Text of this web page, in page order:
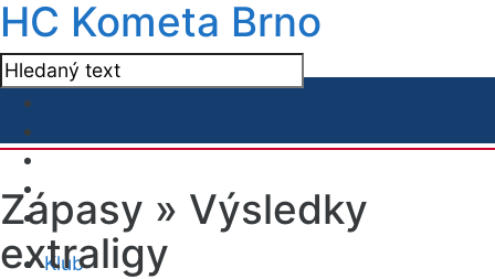
HC Kometa Brno
Klub
Zápasy » Výsledky
extraligy